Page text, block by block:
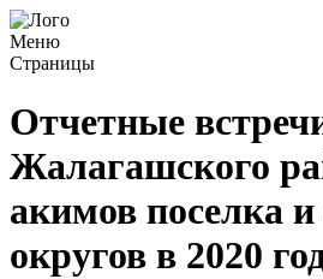
Меню
Страницы
Отчетные
Жалагашского
акимов поселка и
округов в 2020